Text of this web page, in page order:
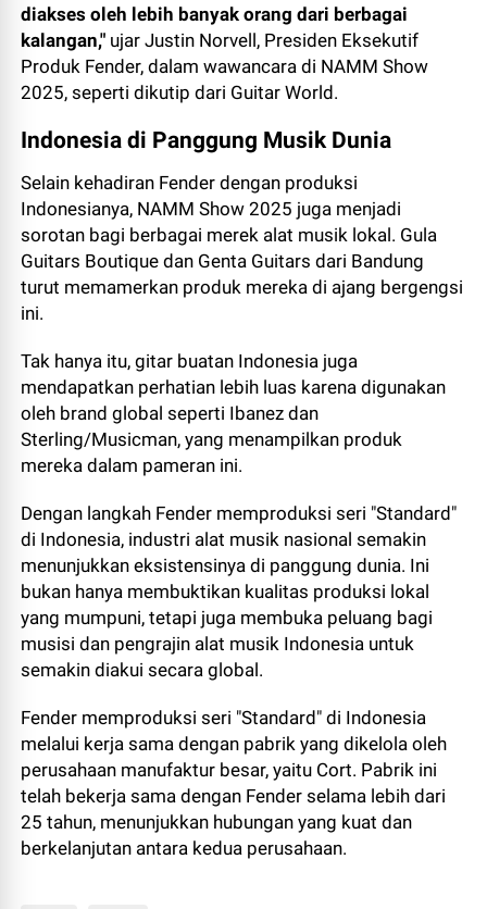
diakses oleh lebih banyak orang dari berbagai
kalangan," ujar Justin Norvell, Presiden Eksekutif
Produk Fender, dalam wawancara di NAMM Show
2025, seperti dikutip dari Guitar World.
Indonesia di Panggung Musik Dunia
Selain kehadiran Fender dengan produksi
Indonesianya, NAMM Show 2025 juga menjadi
sorotan bagi berbagai merek alat musik lokal. Gula
Guitars Boutique dan Genta Guitars dari Bandung
turut memamerkan produk mereka di ajang bergengsi
ini.
Tak hanya itu, gitar buatan Indonesia juga
mendapatkan perhatian lebih luas karena digunakan
oleh brand global seperti Ibanez dan
Sterling/Musicman, yang menampilkan produk
mereka dalam pameran ini.
Dengan langkah Fender memproduksi seri "Standard"
di Indonesia, industri alat musik nasional semakin
menunjukkan eksistensinya di panggung dunia. Ini
bukan hanya membuktikan kualitas produksi lokal
yang mumpuni, tetapi juga membuka peluang bagi
musisi dan pengrajin alat musik Indonesia untuk
semakin diakui secara global.
Fender memproduksi seri "Standard" di Indonesia
melalui kerja sama dengan pabrik yang dikelola oleh
perusahaan manufaktur besar, yaitu Cort. Pabrik ini
telah bekerja sama dengan Fender selama lebih dari
25 tahun, menunjukkan hubungan yang kuat dan
berkelanjutan antara kedua perusahaan.